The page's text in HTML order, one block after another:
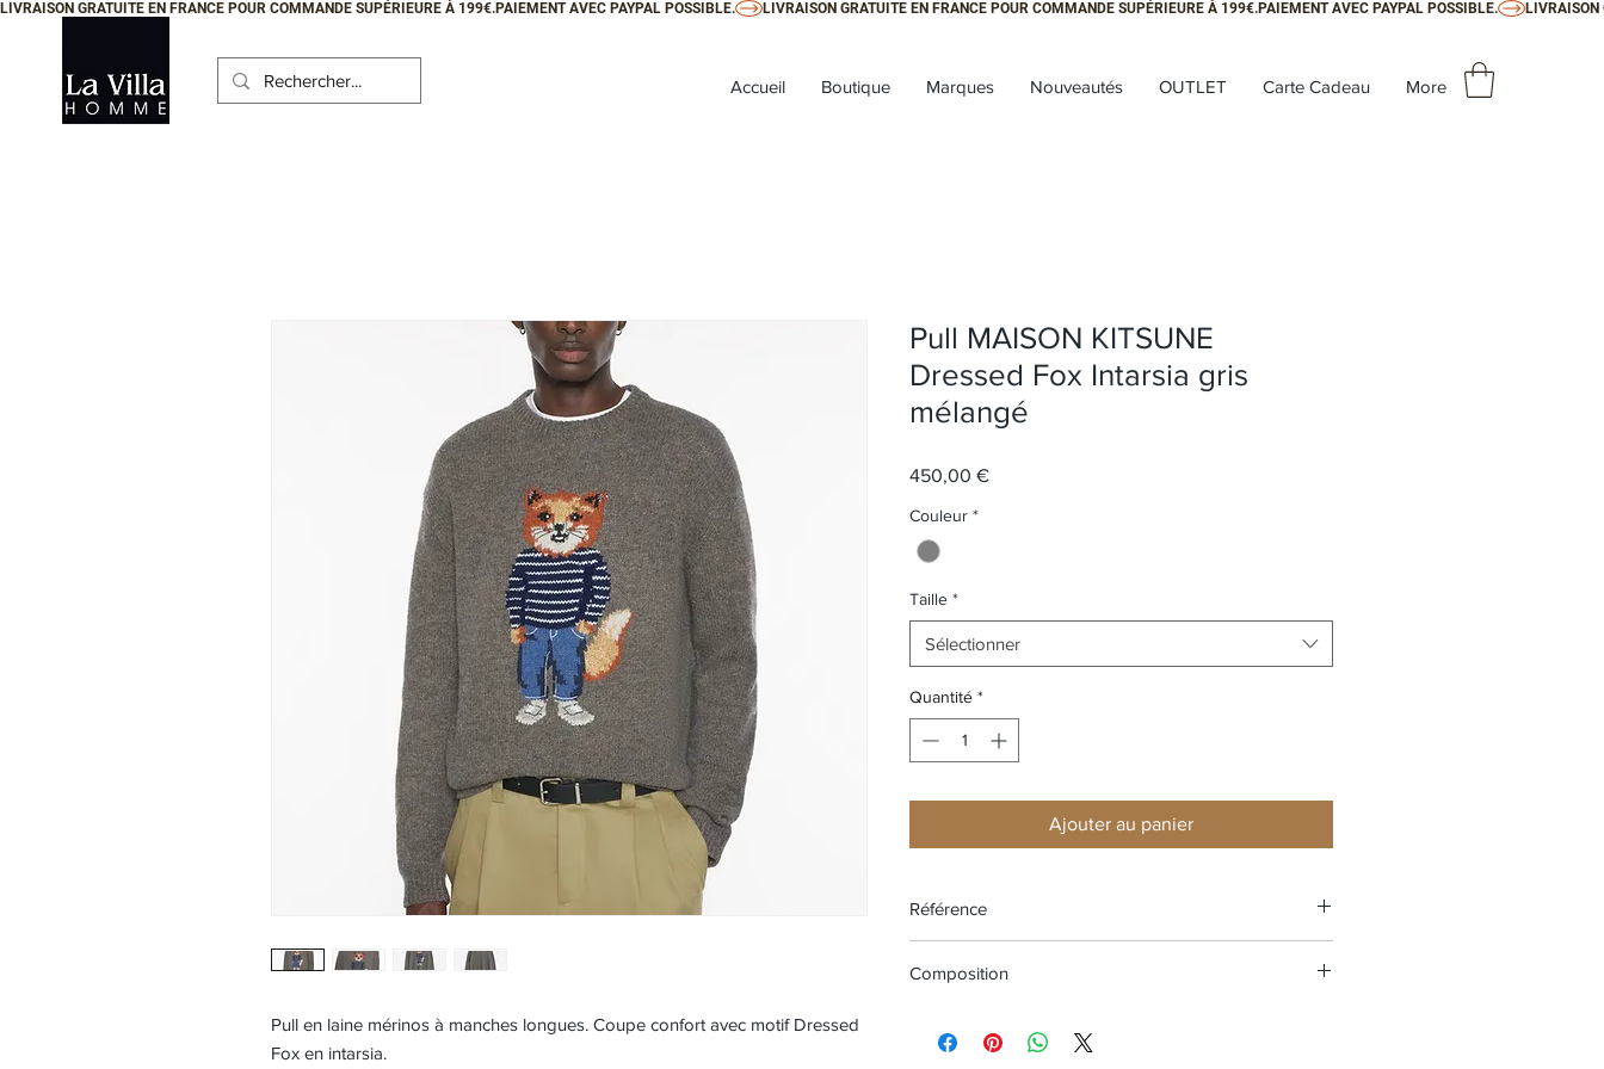
Accueil Boutique Marques Nouveautés OUTLET Carte Cadeau More
LIVRAISON GRATUITE EN FRANCE POUR COMMANDE SUPÉRIEURE À 199€.PAIEMENT AVEC PAYPAL POSSIBLE.
Pull en laine mérinos à manches longues. Coupe confort avec motif Dressed
Fox en intarsia.
Pull MAISON KITSUNE
Dressed Fox Intarsia gris
mélangé
450,00 €Prix
Couleur *
Taille *
Sélectionner
Quantité *
Ajouter au panier
Référence
Composition
MOHAIR